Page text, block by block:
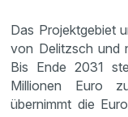
Das Projektgebiet
von Delitzsch und
Bis Ende 2031
Millionen Euro
übernimmt die